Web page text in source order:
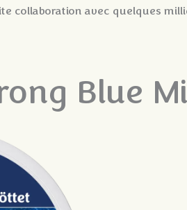
collaboration avec quelques
Blue